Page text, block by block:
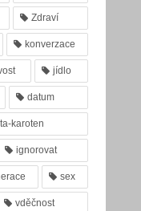
Zdraví
konverzace
jídlo
datum
karoten
ignorovat
sex
vděčnost